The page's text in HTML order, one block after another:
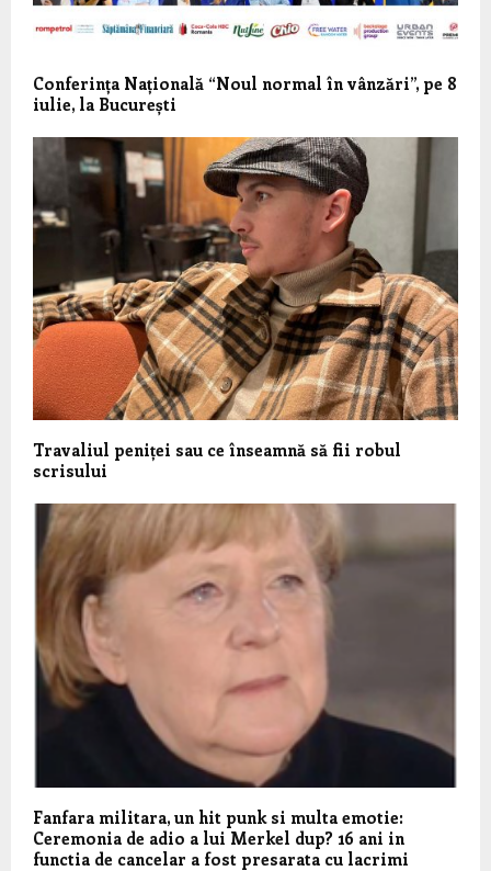
Conferința Națională “Noul normal în vânzări”, pe 8
iulie, la București
Travaliul peniței sau ce înseamnă să fii robul
scrisului
Fanfara militara, un hit punk si multa emotie:
Ceremonia de adio a lui Merkel dup? 16 ani in
functia de cancelar a fost presarata cu lacrimi